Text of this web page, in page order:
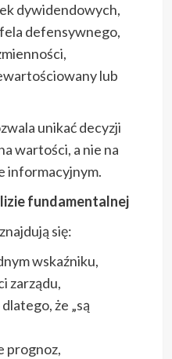
dywidendowych,
defensywnego,
lub
unikać decyzji
wartości, a nie na
informacyjnym.
fundamentalnej
się:
wskaźniku,
zarządu,
że „są
prognoz,